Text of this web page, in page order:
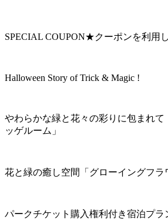
SPECIAL COUPON★クーポンを利用
Halloween Story of Trick & Magic !
やわらかな緑と花々の彩りに包まれて
ッゲルーム」
花と緑の癒し空間「グローイングフラ
パークチケット購入権利付き宿泊プラ